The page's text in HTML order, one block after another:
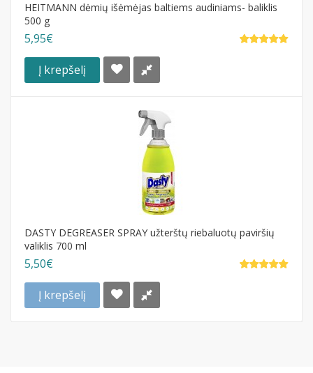
HEITMANN dėmių išėmėjas baltiems audiniams- baliklis
500 g
5,95€
Į krepšelį
DASTY DEGREASER SPRAY užterštų riebaluotų paviršių
valiklis 700 ml
5,50€
Į krepšelį